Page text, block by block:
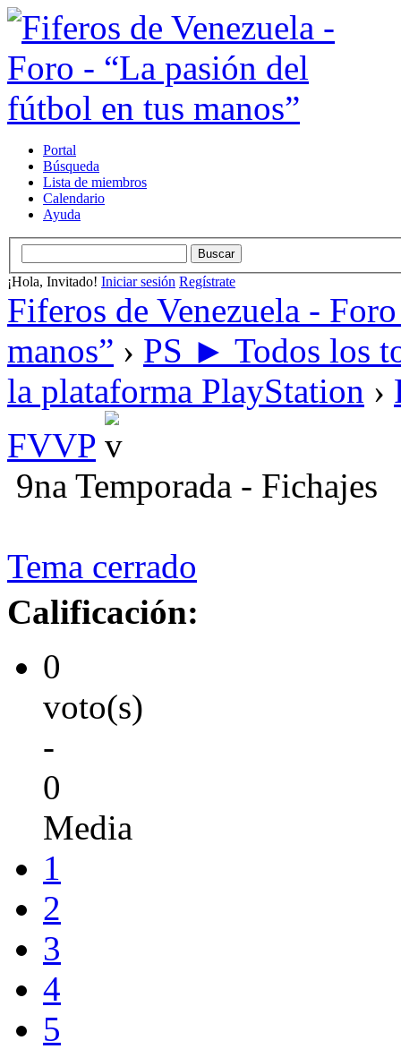
Portal
Búsqueda
Lista de miembros
Calendario
Ayuda
¡Hola, Invitado! Iniciar sesión Regístrate
Fiferos de Venezuela -
manos” › PS ► Todos los
la plataforma PlayStation ›
FVVP
9na Temporada - Fichajes
Tema cerrado
Calificación:
0
voto(s)
-
0
Media
1
2
3
4
5